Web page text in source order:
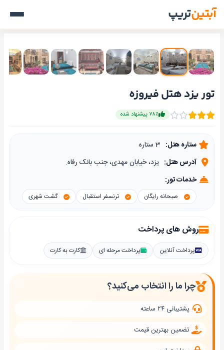
آبتینتریپ
تور یزد هتل فیروزه
۷۸٪ پیشنهاد شده
ستاره هتل:
آدرس هتل: یزد، خیابان مهدی، جنب بانک رفاه.
خدمات تور:
صبحانه رایگان ترنسفر استقبال گشت شهری
روش های پرداخت
پرداخت آنلاین پرداخت مرحله ای کارت به کارت
چرا ما را انتخاب می‌کنید؟
پشتیبانی ۲۴ ساعته
تضمین بهترین قیمت